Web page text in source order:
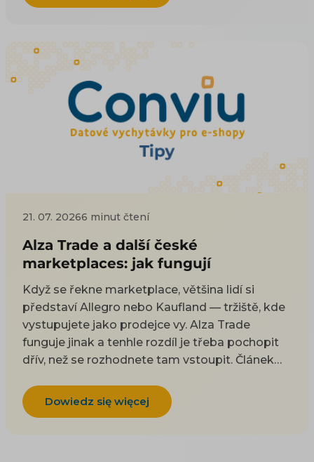
produktový feed a jak funguje, vysvětlují
21. 07. 20266 minut čtení
Alza Trade a další české
marketplaces: jak fungují
Když se řekne marketplace, většina lidí si
představí Allegro nebo Kaufland — tržiště, kde
vystupujete jako prodejce vy. Alza Trade
funguje jinak a tenhle rozdíl je třeba pochopit
dřív, než se rozhodnete tam vstoupit. Článek
čím se liší od klasického marketplace, jaké
klade nároky a kam jinam se dá doma a na
Dowiedz się więcej